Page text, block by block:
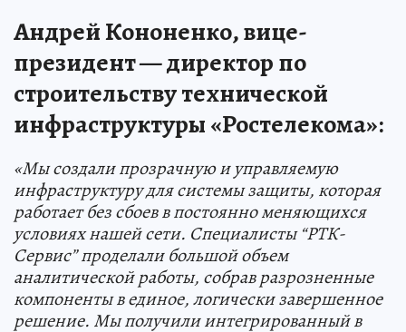
Андрей Кононенко, вице-
президент — директор по
строительству технической
инфраструктуры «Ростелекома»:
«Мы создали прозрачную и управляемую
инфраструктуру для системы защиты, которая
работает без сбоев в постоянно меняющихся
условиях нашей сети. Специалисты “РТК-
Сервис” проделали большой объем
аналитической работы, собрав разрозненные
компоненты в единое, логически завершенное
решение. Мы получили интегрированный в